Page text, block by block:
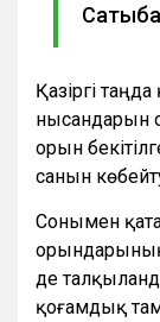
Қазіргі
нысандарын
орын
санын
Сонымен
орындарының
де
қоғамдық